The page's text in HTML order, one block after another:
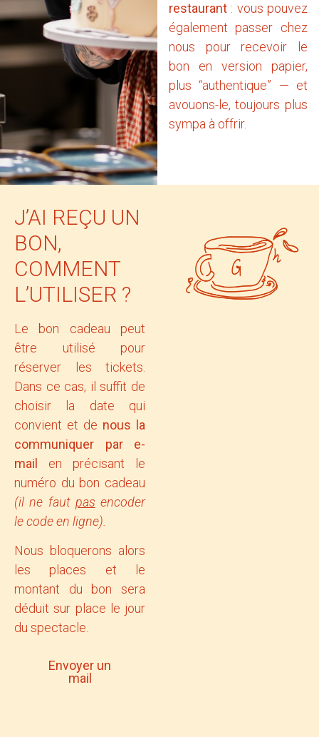
restaurant: vous pouvez
également passer chez
nous pour recevoir le
bon en version papier,
plus “authentique” — et
avouons-le, toujours plus
sympa à offrir.
J’AI REÇU UN
BON,
COMMENT
L’UTILISER ?
Le bon cadeau peut
être utilisé pour
réserver les tickets.
Dans ce cas, il suffit de
choisir la date qui
convient et de nous la
communiquer par e-
mail en précisant le
numéro du bon cadeau
(il ne faut pas encoder
le code en ligne).
Nous bloquerons alors
les places et le
montant du bon sera
déduit sur place le jour
du spectacle.
Envoyer un
mail